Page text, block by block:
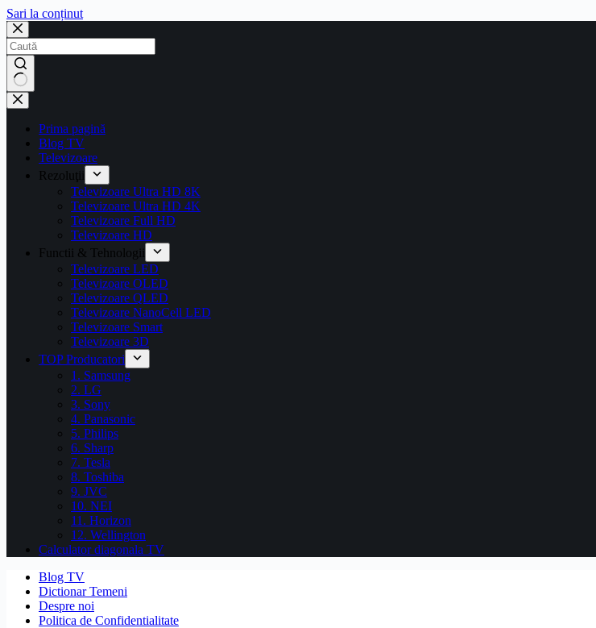
Sari la conținut
Prima pagină
Blog TV
Televizoare
Rezoluţii
Televizoare Ultra HD 8K
Televizoare Ultra HD 4K
Televizoare Full HD
Televizoare HD
Functii & Tehnologii
Televizoare LED
Televizoare OLED
Televizoare QLED
Televizoare NanoCell LED
Televizoare Smart
Televizoare 3D
TOP Producatori
1. Samsung
2. LG
3. Sony
4. Panasonic
5. Philips
6. Sharp
7. Tesla
8. Toshiba
9. JVC
10. NEI
11. Horizon
12. Wellington
Calculator diagonala TV
Blog TV
Dictionar Temeni
Despre noi
Politica de Confidentialitate